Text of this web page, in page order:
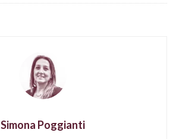
Simona Poggianti